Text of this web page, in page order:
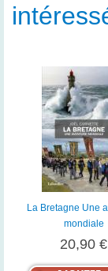
La Bretagne Une
mondiale
20,90 €